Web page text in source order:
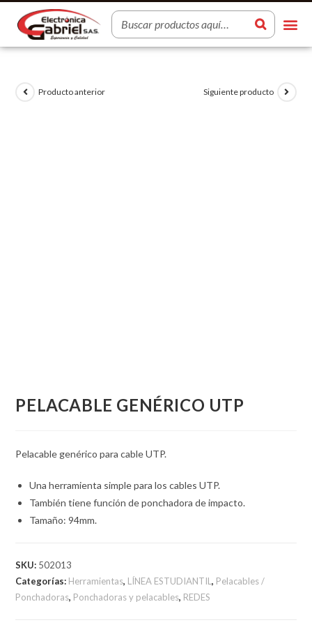
Producto anterior Siguiente producto
PELACABLE GENÉRICO UTP
Pelacable genérico para cable UTP.
Una herramienta simple para los cables UTP.
También tiene función de ponchadora de impacto.
Tamaño: 94mm.
SKU: 502013
Categorías: Herramientas, LÍNEA ESTUDIANTIL, Pelacables /
Ponchadoras, Ponchadoras y pelacables, REDES